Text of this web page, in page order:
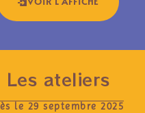
Les ateliers
le 29 septembre 2025